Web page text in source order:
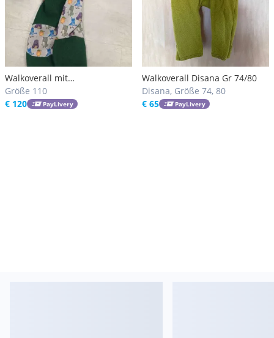
Walkoverall mit
Softshelleinsätze handmade
Größe 110
€ 120
PayLivery
Walkoverall Disana Gr 74/80
Disana, Größe 74, 80
€ 65
PayLivery